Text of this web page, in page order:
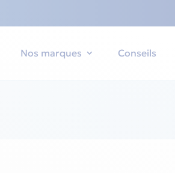
Nos marques Conseils